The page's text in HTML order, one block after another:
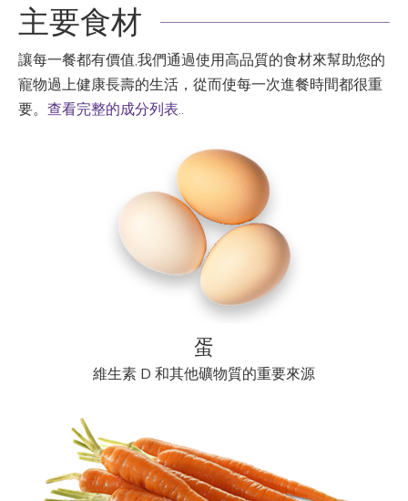
主要食材
讓每一餐都有價值,我們通過使用高品質的食材來幫助您的
寵物過上健康長壽的生活，從而使每一次進餐時間都很重
要。 查看完整的成分列表.
蛋
維生素 D 和其他礦物質的重要來源